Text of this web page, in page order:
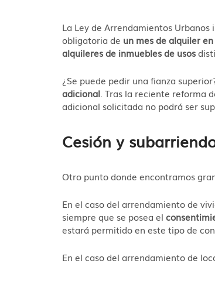
La Ley de Arrendamientos
obligatoria de un mes de alquiler
alquileres de inmuebles de usos
¿Se puede pedir una fianza
adicional . Tras la reciente reforma
adicional solicitada no podrá ser
Cesión y
Otro punto donde encontramos
En el caso del arrendamiento de
siempre que se posea el
estará permitido en este tipo de
En el caso del arrendamiento de